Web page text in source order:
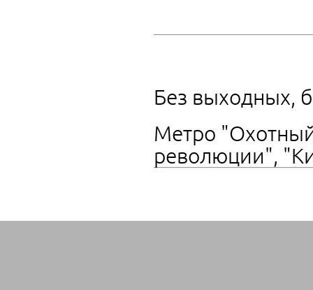
Без выходных,
Метро
революции",